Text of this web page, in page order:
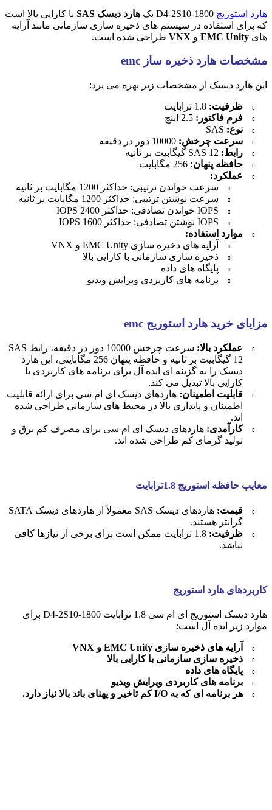
هارد استوریج هارد دیسک SAS
با کارایی بالا است
که برای استفاده در سیستم های ذخیره سازی سازمانی مانند آرایه
های EMC Unity و VNX طراحی شده است.
مشخصات هارد ذخیره ساز emc
این هارد دیسک از مشخصات زیر بهره می برد:
ظرفیت:
فرم فاکتور:
نوع:
سرعت چرخش:
رابط:
حافظه پنهان:
عملکرد:
سرعت خواندن ترتیبی: حداکثر 1200 مگابایت بر ثانیه
سرعت نوشتن ترتیبی: حداکثر 1200 مگابایت بر ثانیه
IOPS خواندن تصادفی: حداکثر 2400 IOPS
IOPS نوشتن تصادفی: حداکثر 1600 IOPS
موارد استفاده:
آرایه های ذخیره سازی EMC Unity و VNX
ذخیره سازی سازمانی با کارایی بالا
پایگاه های داده
برنامه های کاربردی ویرایش ویدیو
مزایای خرید هارد استوریج emc
عملکرد بالا:
سرعت چرخش 10000 دور در دقیقه، رابط SAS
12 گیگابیت بر ثانیه و حافظه پنهان 256 مگابایتی، این هارد
دیسک را به گزینه ای ایده آل برای برنامه های کاربردی با
کارایی بالا تبدیل می کند.
قابلیت اطمینان: هاردهای دیسک ای ام سی برای ارائه قابلیت
اطمینان و پایداری بالا در محیط های سازمانی طراحی شده
اند.
کارآمدی: هاردهای دیسک ای ام سی برای مصرف کم برق و
تولید گرمای کم طراحی شده اند.
معایب حافظه استوریج 1.8ترابایت
قیمت:
هاردهای دیسک SAS معمولاً از هاردهای دیسک SATA
گرانتر هستند.
ظرفیت:
1.8 ترابایت ممکن است برای برخی از نیازها کافی
نباشد.
کاربردهای هارد استوریج
هارد دیسک استوریج ای ام سی 1.8 ترابایت D4-2S10-1800 برای
موارد زیر ایده آل است:
آرایه های ذخیره سازی EMC Unity و VNX
ذخیره سازی سازمانی با کارایی بالا
پایگاه های داده
برنامه های کاربردی ویرایش ویدیو
هر برنامه ای که به I/O کم تاخیر و پهنای باند بالا نیاز دارد.